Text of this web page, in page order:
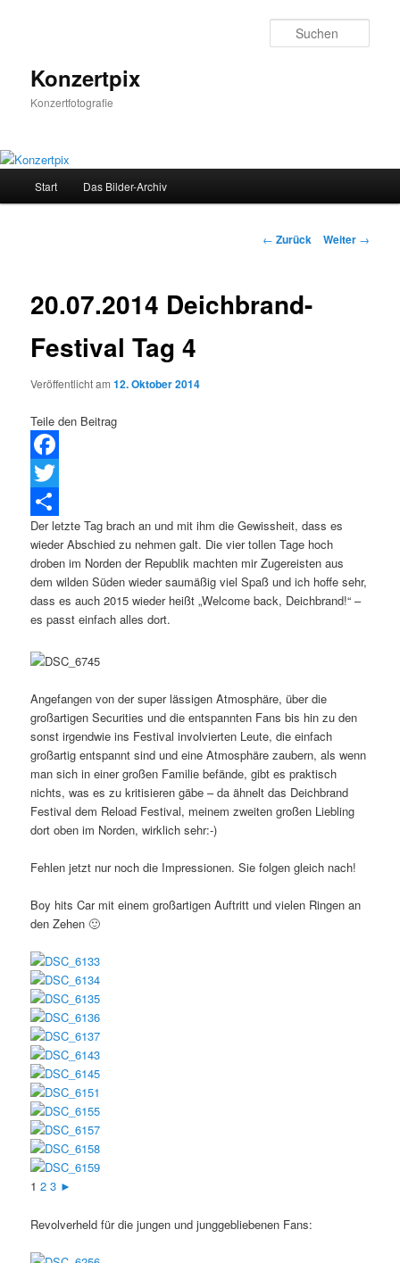
Konzertpix
Konzertfotografie
Start Das Bilder-Archiv
Beitrags-
← Zurück Weiter →
20.07.2014 Deichbrand-
Festival Tag 4
Veröffentlicht am12. Oktober 2014
Teile den Beitrag
Facebook
Twitter
Teilen
Der letzte Tag brach an und mit ihm die Gewissheit, dass es
wieder Abschied zu nehmen galt. Die vier tollen Tage hoch
droben im Norden der Republik machten mir Zugereisten aus
dem wilden Süden wieder saumäßig viel Spaß und ich hoffe sehr,
dass es auch 2015 wieder heißt „Welcome back, Deichbrand!“ –
es passt einfach alles dort.
Angefangen von der super lässigen Atmosphäre, über die
großartigen Securities und die entspannten Fans bis hin zu den
sonst irgendwie ins Festival involvierten Leute, die einfach
großartig entspannt sind und eine Atmosphäre zaubern, als wenn
man sich in einer großen Familie befände, gibt es praktisch
nichts, was es zu kritisieren gäbe – da ähnelt das Deichbrand
Festival dem Reload Festival, meinem zweiten großen Liebling
dort oben im Norden, wirklich sehr:-)
Fehlen jetzt nur noch die Impressionen. Sie folgen gleich nach!
Boy hits Car mit einem großartigen Auftritt und vielen Ringen an
den Zehen 🙂
1 2 3 ►
Revolverheld für die jungen und junggebliebenen Fans: